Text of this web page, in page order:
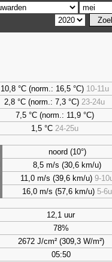
10,8 °C (norm.: 16,5 °C) 10-11u
2,8 °C (norm.: 7,3 °C) 23-24u
7,5°C (norm.: 11,9 °C)
1,5°C 24-25u
noord (10°)
8,5 m/s (30,6 km/u)
11,0 m/s (39,6 km/u) 9-
16,0 m/s (57,6 km/u) 5-6u
12,1 uur
78%
2672 J/cm² (309,3 W/m²)
05:50